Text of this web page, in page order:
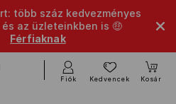
több száz kedvezményes
az üzleteinkben is 🤑
Férfiaknak
Fiók Kedvencek Kosár